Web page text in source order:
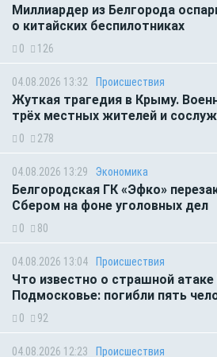
Миллиардер из Белгорода
о китайских беспилотниках
0 126
04.08.2026 13:32 Происшествия
Жуткая трагедия в Крыму.
трёх местных жителей и
0 278
04.08.2026 13:29 Экономика
Белгородская ГК «Эфко»
Сбером на фоне уголовных дел
0 80
04.08.2026 13:04 Происшествия
Что известно о страшной
Подмосковье: погибли пять
0 92
04.08.2026 12:23 Происшествия